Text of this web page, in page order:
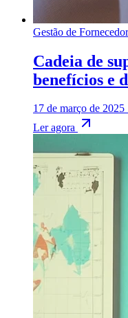
Gestão de
Cadeia de
benefícios e
17 de março de 2025
Ler agora